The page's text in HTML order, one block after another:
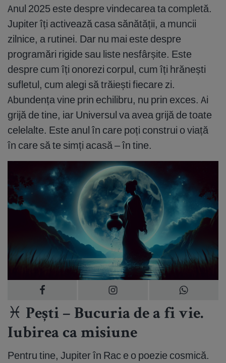
Anul 2025 este despre vindecarea ta completă.
Jupiter îți activează casa sănătății, a muncii
zilnice, a rutinei. Dar nu mai este despre
programări rigide sau liste nesfârșite. Este
despre cum îți onorezi corpul, cum îți hrănești
sufletul, cum alegi să trăiești fiecare zi.
Abundența vine prin echilibru, nu prin exces. Ai
grijă de tine, iar Universul va avea grijă de toate
celelalte. Este anul în care poți construi o viață
în care să te simți acasă – în tine.
♓ Pești – Bucuria de a fi vie.
Iubirea ca misiune
Pentru tine, Jupiter în Rac e o poezie cosmică.